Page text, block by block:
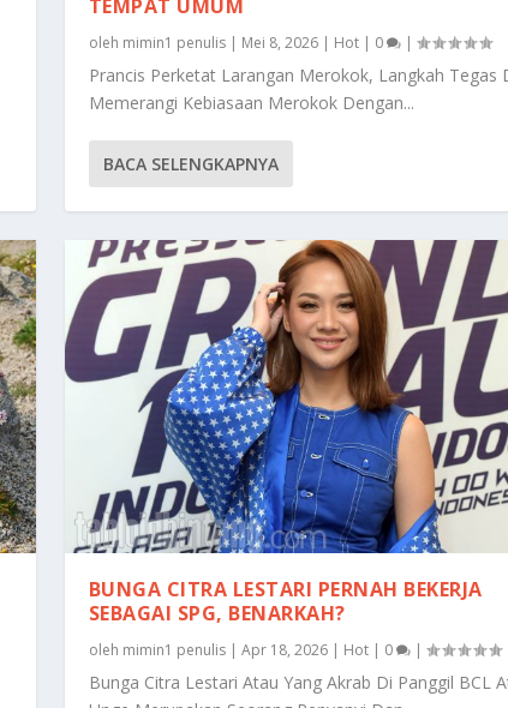
TEMPAT UMUM
oleh mimin1 penulis| Mei 8, 2026| Hot| 0 |
Prancis Perketat Larangan Merokok, Langkah Tegas
Memerangi Kebiasaan Merokok Dengan...
BACA SELENGKAPNYA
BUNGA CITRA LESTARI PERNAH BEKERJA
SEBAGAI SPG, BENARKAH?
oleh mimin1 penulis| Apr 18, 2026| Hot| 0 |
Bunga Citra Lestari Atau Yang Akrab Di Panggil BCL